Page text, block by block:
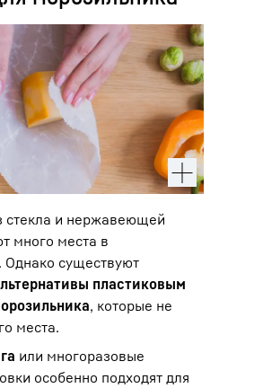
стекла и нержавеющей
много места в
Однако существуют
пластиковым
, которые не
места.
или многоразовые
особенно подходят для